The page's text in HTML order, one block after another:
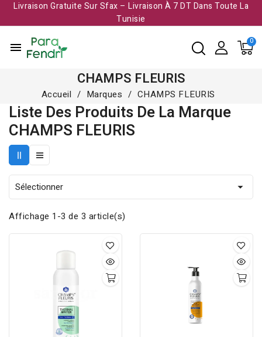
Livraison Gratuite Sur Sfax – Livraison À 7 DT Dans Toute La
Tunisie​
menu
CHAMPS FLEURIS
Accueil Marques CHAMPS FLEURIS
Liste Des Produits De La Marque
CHAMPS FLEURIS
Sélectionner 
Affichage 1-3 de 3 article(s)